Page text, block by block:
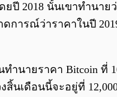
2018 นั้นเขาทำนา
ดการณ์ว่าราคาในปี
นายราคา Bitcoin ที่
สิ้นเดือนนี้จะอยู่ที่